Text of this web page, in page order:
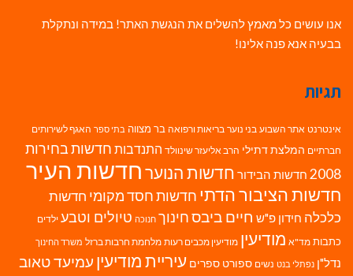
אנו עושים כל מאמץ להשלים את הנגשת האתר! במידה ונתקלת
בבעיה אנא פנה אלינו!
תגיות
אינטרנט אתר השבוע בני נוער בריאות ורפואה בר מצווה בתי ספר האגף לשירותים
חברתיים המלצת דתילי הרב אליעזר שינוולד התנדבות חדשות בחירות
2008 חדשות הבידור חדשות הנוערחדשות העיר
חדשות הציבור הדתי חדשות חסד מקומי חדשות
כלכלה חידון פ"ש חיים ביבסחינוך חנוכה טיולים וטבע ילדים
כתבות מד"א מודיעין מודיעין מכבים רעות מלחמת חרבות ברזל משרד החינוך
נדל"ן נפתלי בנט נשים ספורט ספרים עיריית מודיעין עמיעד טאוב